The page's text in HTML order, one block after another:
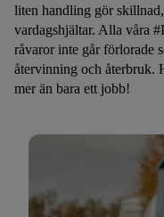
liten handling gör
vardagshjältar. Alla våra
råvaror inte går förlorade
återvinning och återbruk.
mer än bara ett jobb!